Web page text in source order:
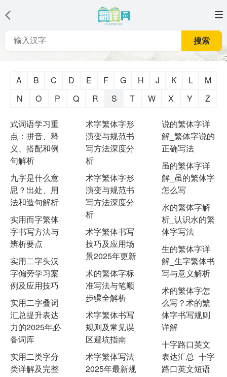
搜索
A B C D E F G H J K L
M
N
O P Q R S T W X Y Z
式词语学习重
点：拼音、释
义、搭配和例
句解析
九字是什么意
思？出处、用
法和造句解析
实用而字繁体
字书写方法与
辨析要点
实用二字头汉
字偏旁学习案
例及应用技巧
实用二字叠词
汇总提升表达
力的2025年必
备词库
实用二类字分
类详解及完整
术字繁体字形
演变与规范书
写方法深度分
析
术字繁体字形
演变与规范书
写方法深度分
析
术字繁体书写
技巧及应用场
景2025年更新
术的繁体字标
准写法与笔顺
步骤全解析
术字繁体书写
规则及常见误
区避坑指南
术字繁体写法
2025年最新规
说的繁体字详
解_繁体字说的
正确写法
虽的繁体字详
解_虽的繁体字
怎么写
水的繁体字解
析_认识水的繁
体字写法
生的繁体字详
解_生字繁体书
写与意义解析
术的繁体字怎
么写？术的繁
体字书写规则
详解
十字路口英文
表达汇总_十字
路口英文短语